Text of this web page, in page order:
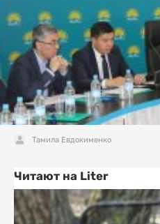
Тамила Евдокименко
Читают на Liter